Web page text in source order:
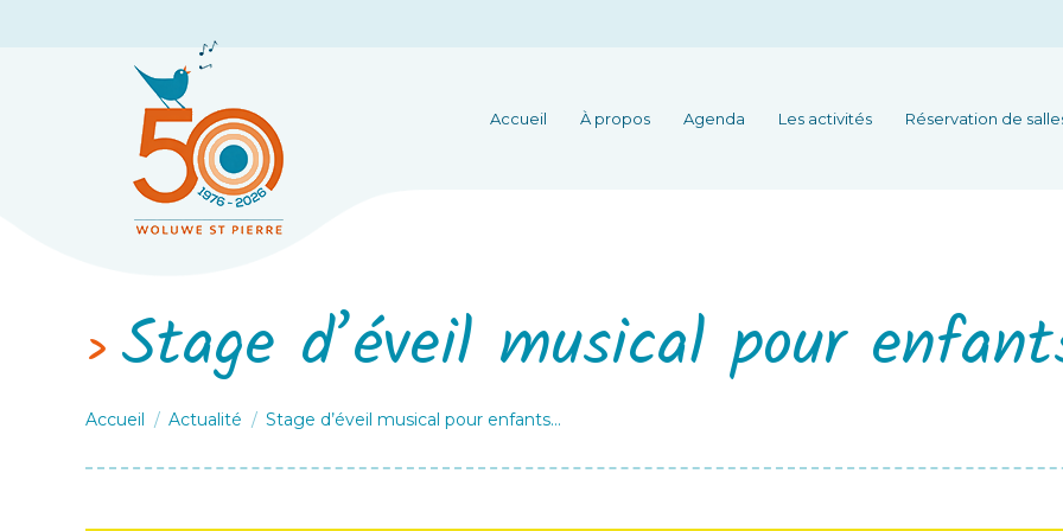
Accueil À propos Agenda Les activités Réservation de
Stage d’éveil musical pour
Vous êtes ici :
Accueil Actualité Stage d’éveil musical pour enfants…